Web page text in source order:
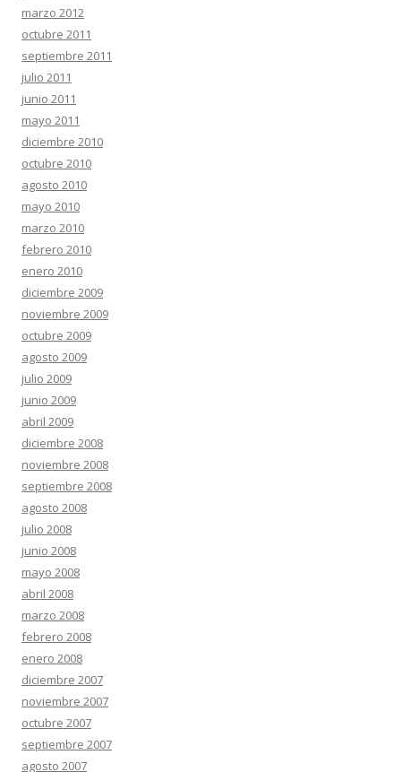
marzo 2012
octubre 2011
septiembre 2011
julio 2011
junio 2011
mayo 2011
diciembre 2010
octubre 2010
agosto 2010
mayo 2010
marzo 2010
febrero 2010
enero 2010
diciembre 2009
noviembre 2009
octubre 2009
agosto 2009
julio 2009
junio 2009
abril 2009
diciembre 2008
noviembre 2008
septiembre 2008
agosto 2008
julio 2008
junio 2008
mayo 2008
abril 2008
marzo 2008
febrero 2008
enero 2008
diciembre 2007
noviembre 2007
octubre 2007
septiembre 2007
agosto 2007